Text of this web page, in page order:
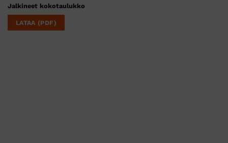
Jalkineet kokotaulukko
LATAA (PDF)